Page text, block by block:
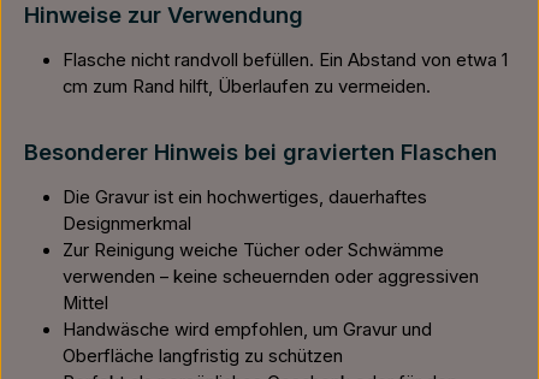
Hinweise zur Verwendung
Flasche nicht randvoll befüllen. Ein Abstand von etwa 1
cm zum Rand hilft, Überlaufen zu vermeiden.
Besonderer Hinweis bei gravierten Flaschen
Die Gravur ist ein hochwertiges, dauerhaftes
Designmerkmal
Zur Reinigung weiche Tücher oder Schwämme
verwenden – keine scheuernden oder aggressiven
Mittel
Handwäsche wird empfohlen, um Gravur und
Oberfläche langfristig zu schützen